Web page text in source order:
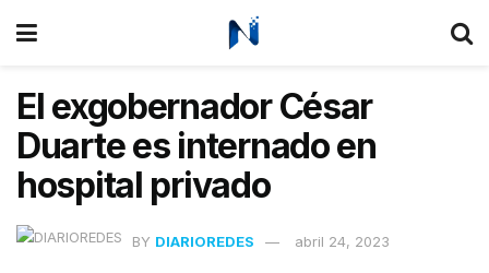
El exgobernador César
Duarte es internado en
hospital privado
BY DIARIOREDES abril 24, 2023